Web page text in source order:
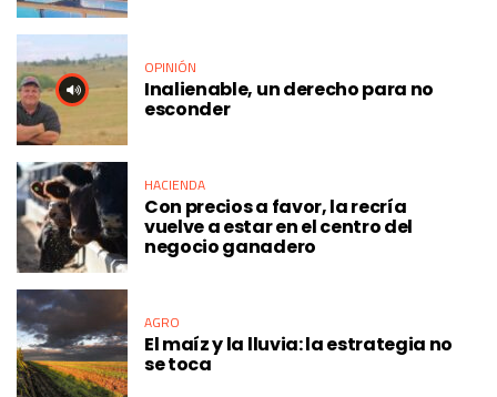
OPINIÓN
Inalienable, un derecho para no
esconder
HACIENDA
Con precios a favor, la recría
vuelve a estar en el centro del
negocio ganadero
AGRO
El maíz y la lluvia: la estrategia no
se toca